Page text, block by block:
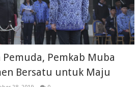
Pemkab Muba
Bersatu untuk Maju